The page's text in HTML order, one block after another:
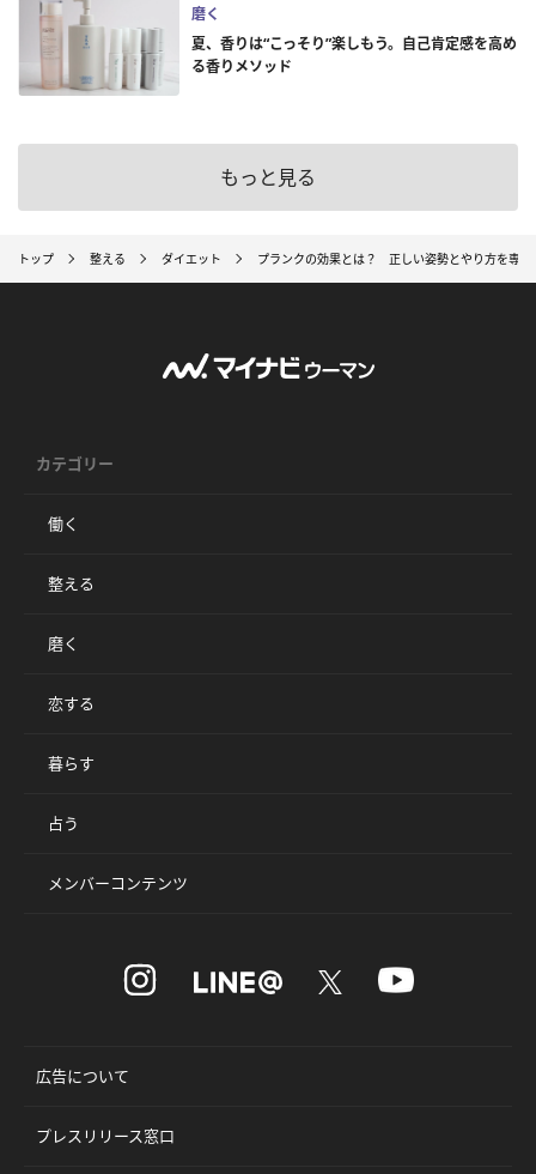
磨く
夏、香りは“こっそり”楽しもう。自己肯定感を高め
る香りメソッド
もっと見る
トップ 整える ダイエット プランクの効果とは？ 正しい姿勢とやり方を専門
カテゴリー
働く
整える
磨く
恋する
暮らす
占う
メンバーコンテンツ
広告について
プレスリリース窓口